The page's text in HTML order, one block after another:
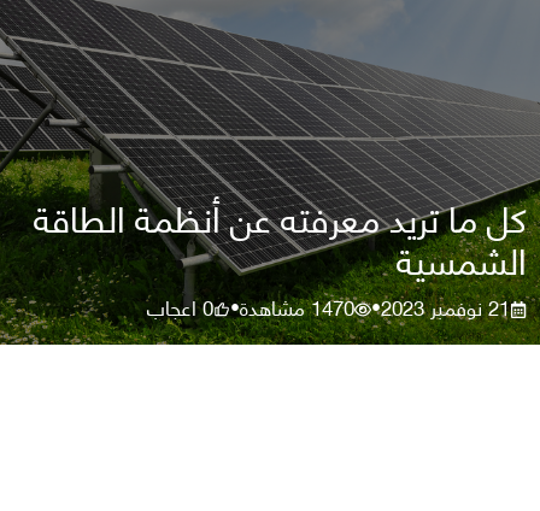
كل ما تريد معرفته عن أنظمة الطاقة
الشمسية
21 نوفمبر 2023 •
1470مشاهدة•
0اعجاب